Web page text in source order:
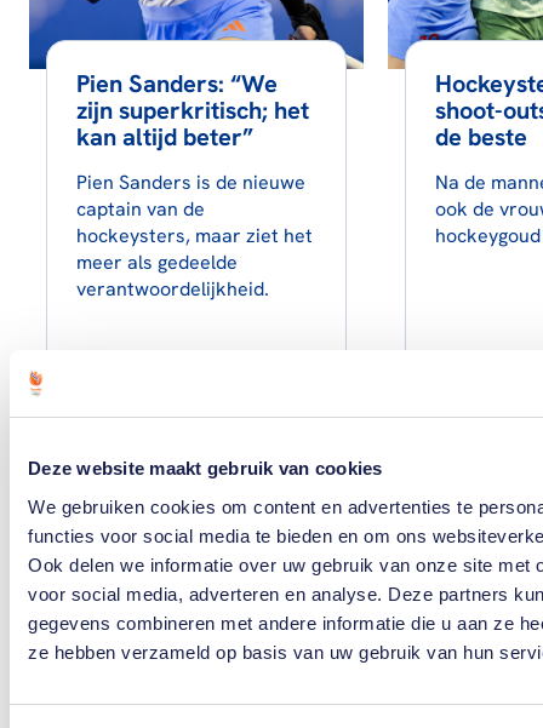
Deze website maakt gebruik van cookies
We gebruiken cookies om content en advertenties te
functies voor social media te bieden en om ons
Ook delen we informatie over uw gebruik van onze site met
voor social media, adverteren en analyse. Deze partners
gegevens combineren met andere informatie die u aan ze
ze hebben verzameld op basis van uw gebruik van hun
Pien Sanders: “We
zijn superkritisch; het
kan altijd beter”
Pien Sanders is de nieuwe
captain van de
hockeysters, maar ziet het
meer als gedeelde
verantwoordelijkheid.
shoot-
de beste
Na de
ook de
Toon alle